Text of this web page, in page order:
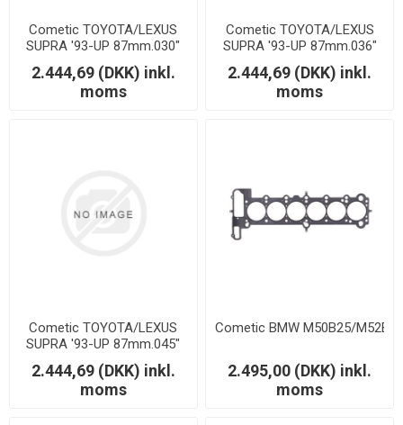
Cometic TOYOTA/LEXUS
SUPRA '93-UP 87mm.030"
"MLS 2JZ MOTOR"
2.444,69 (DKK) inkl.
moms
Cometic TOYOTA/LEXUS
SUPRA '93-UP 87mm.036"
"MLS 2JZ MOTOR"
2.444,69 (DKK) inkl.
moms
Cometic TOYOTA/LEXUS
SUPRA '93-UP 87mm.045"
"MLS 2JZ MOTOR"
2.444,69 (DKK) inkl.
moms
Cometic BMW M50B25/
2.495,00 (DKK) inkl.
moms